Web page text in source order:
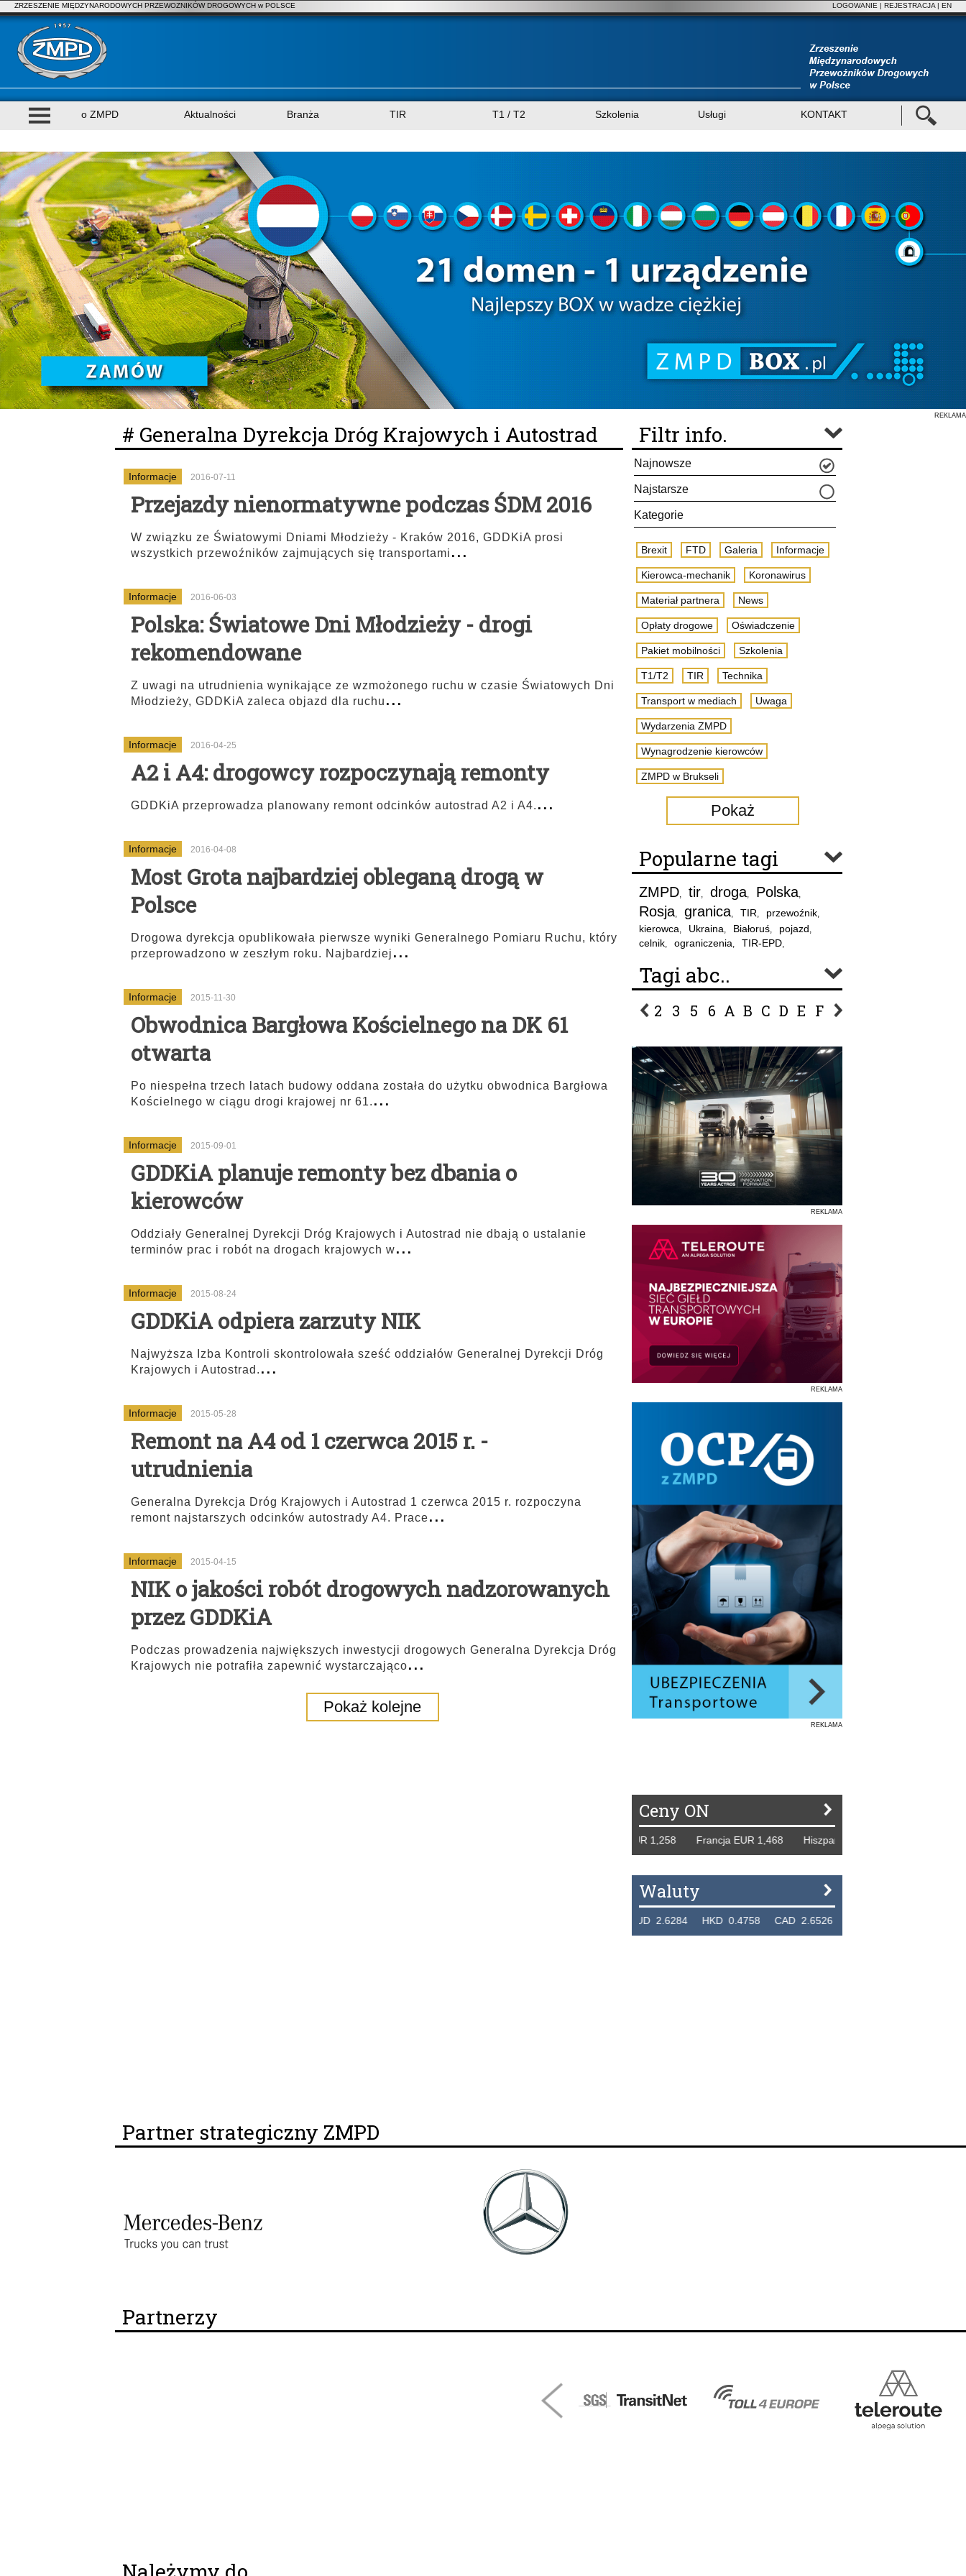
ZRZESZENIE MIĘDZYNARODOWYCH PRZEWOZNIKÓW DROGOWYCH w POLSCE LOGOWANIE | REJESTRACJA | EN
o ZMPD Aktualności Branża TIR T1 / T2 Szkolenia Usługi KONTAKT
REKLAMA
# Generalna Dyrekcja Dróg Krajowych i Autostrad
Informacje 2016-07-11
Przejazdy nienormatywne podczas ŚDM 2016
W związku ze Światowymi Dniami Młodzieży - Kraków 2016, GDDKiA prosi
wszystkich przewoźników zajmujących się transportami...
Informacje 2016-06-03
Polska: Światowe Dni Młodzieży - drogi
rekomendowane
Z uwagi na utrudnienia wynikające ze wzmożonego ruchu w czasie Światowych Dni
Młodzieży, GDDKiA zaleca objazd dla ruchu...
Informacje 2016-04-25
A2 i A4: drogowcy rozpoczynają remonty
GDDKiA przeprowadza planowany remont odcinków autostrad A2 i A4. ...
Informacje 2016-04-08
Most Grota najbardziej obleganą drogą w
Polsce
Drogowa dyrekcja opublikowała pierwsze wyniki Generalnego Pomiaru Ruchu, który
przeprowadzono w zeszłym roku. Najbardziej ...
Informacje 2015-11-30
Obwodnica Bargłowa Kościelnego na DK 61
otwarta
Po niespełna trzech latach budowy oddana została do użytku obwodnica Bargłowa
Kościelnego w ciągu drogi krajowej nr 61....
Informacje 2015-09-01
GDDKiA planuje remonty bez dbania o
kierowców
Oddziały Generalnej Dyrekcji Dróg Krajowych i Autostrad nie dbają o ustalanie
terminów prac i robót na drogach krajowych w...
Informacje 2015-08-24
GDDKiA odpiera zarzuty NIK
Najwyższa Izba Kontroli skontrolowała sześć oddziałów Generalnej Dyrekcji Dróg
Krajowych i Autostrad....
Informacje 2015-05-28
Remont na A4 od 1 czerwca 2015 r. -
utrudnienia
Generalna Dyrekcja Dróg Krajowych i Autostrad 1 czerwca 2015 r. rozpoczyna
remont najstarszych odcinków autostrady A4. Prace...
Informacje 2015-04-15
NIK o jakości robót drogowych nadzorowanych
przez GDDKiA
Podczas prowadzenia największych inwestycji drogowych Generalna Dyrekcja Dróg
Krajowych nie potrafiła zapewnić wystarczająco...
Pokaż kolejne
Filtr info.
Najnowsze
Najstarsze
Kategorie
Brexit FTD Galeria Informacje
Kierowca-mechanik Koronawirus
Materiał partnera News
Opłaty drogowe Oświadczenie
Pakiet mobilności Szkolenia
T1/T2 TIR Technika
Transport w mediach Uwaga
Wydarzenia ZMPD
Wynagrodzenie kierowców
ZMPD w Brukseli
Pokaż
Popularne tagi
ZMPD, tir, droga, Polska,
Rosja, granica, TIR, przewoźnik,
kierowca, Ukraina, Białoruś, pojazd,
celnik, ograniczenia, TIR-EPD,
Tagi abc..
2 3 5 6 A B C D E F G
REKLAMA
REKLAMA
REKLAMA
Ceny ON
Tydzień 42/2019 r. Niemcy EUR 1,258 Francja EUR 1,468 Hiszpania EUR 1,229 WB GBP
Waluty
THB 0.1123 USD 3.7320 AUD 2.6284 HKD 0.4758 CAD 2.6526 NZD 2.1871 SGD
Partner strategiczny ZMPD
Partnerzy